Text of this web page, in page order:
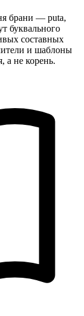
брани — puta,
буквального
составных
и шаблоны
а не корень.